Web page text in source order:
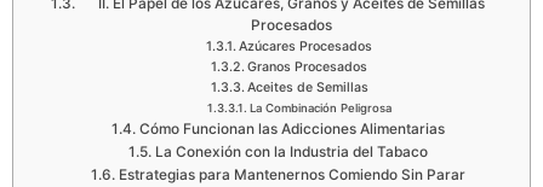
Procesados
Azúcares Procesados
Granos Procesados
Aceites de Semillas
La Combinación Peligrosa
Cómo Funcionan las Adicciones Alimentarias
La Conexión con la Industria del Tabaco
Estrategias para Mantenernos Comiendo Sin Parar